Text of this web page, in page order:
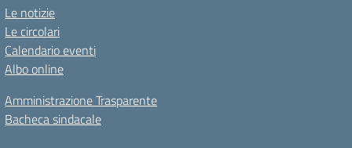
Le notizie
Le circolari
Calendario eventi
Albo online
Amministrazione Trasparente
Bacheca sindacale